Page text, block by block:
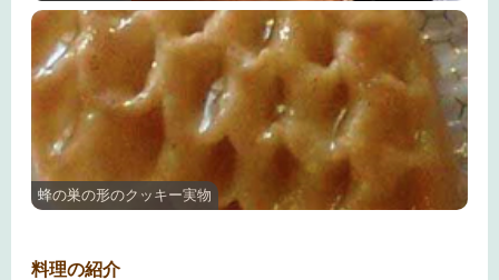
蜂の巣の形のクッキー実物
料理の紹介